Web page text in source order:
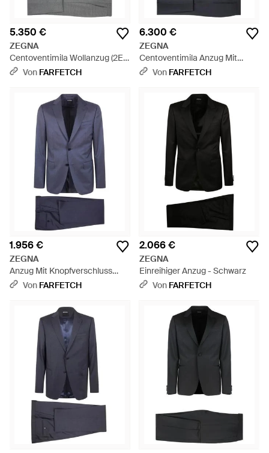
5.350 €
ZEGNA
Centoventimila Wollanzug (2Er-
Set) - Grau
Von FARFETCH
6.300 €
ZEGNA
Centoventimila Anzug Mit
Schalkragen - Blau
Von FARFETCH
1.956 €
ZEGNA
Anzug Mit Knopfverschluss
(2Er-Set) - Blau
Von FARFETCH
2.066 €
ZEGNA
Einreihiger Anzug - Schwarz
Von FARFETCH